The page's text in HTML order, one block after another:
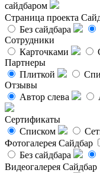
сайдбаром
Страница проекта
Без сайдбара
Сотрудники
Карточками
Партнеры
Плиткой
Отзывы
Автор слева
Сертификаты
Списком
Фотогалерея Сайдбар
Без сайдбара
Видеогалерея Сайдбар